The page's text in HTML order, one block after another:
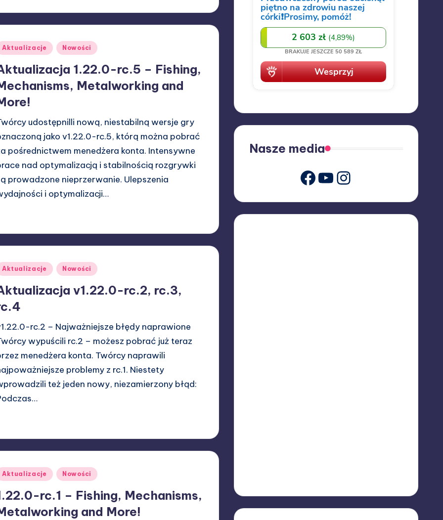
Aktualizacje Nowości
1.22.0-rc.5 – Fishing,
Metalworking and
udostępnilli nową, niestabilną wersje gry
jako v1.22.0-rc.5, którą można pobrać
pośrednictwem menedżera konta. Intensywne
nad optymalizacją i stabilnością rozgrywki
prowadzone nieprzerwanie. Ulepszenia
i optymalizacji…
Aktualizacje Nowości
v1.22.0-rc.2, rc.3,
rc.2 – Najważniejsze błędy naprawione
wypuścili rc.2 – możesz pobrać już teraz
menedżera konta. Twórcy naprawili
problemy z rc.1. Niestety
też jeden nowy, niezamierzony błąd:
Aktualizacje Nowości
rc.1 – Fishing, Mechanisms,
and More!
Nasze media
Facebook
Youtube
Instagram